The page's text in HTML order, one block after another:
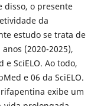
disso, o presente
da
estudo se trata de
(2020-2025),
SciELO. Ao todo,
e 06 da SciELO.
exibe um